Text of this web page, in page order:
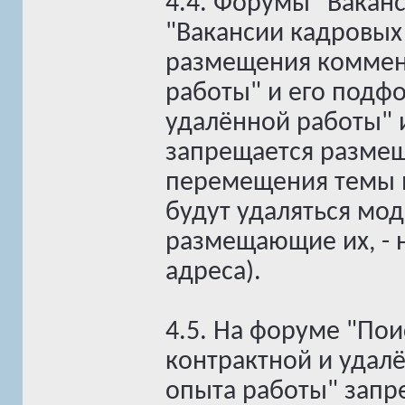
"Вакансии
размещения
работы" и его
удалённой работы"
запрещается
перемещения темы
будут удаляться
размещающие их, -
адреса).
4.5. На форуме
контрактной и
опыта работы"